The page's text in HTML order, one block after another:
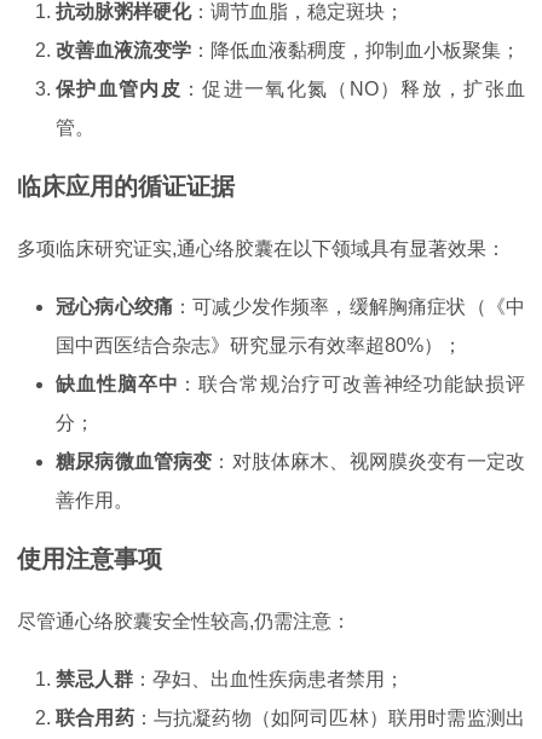
抗动脉粥样硬化：调节血脂，稳定斑块；
改善血液流变学 ：降低血液黏稠度，抑制血小板聚集；
保护血管内皮 ：促进一氧化氮（NO）释放，扩张血
管。
临床应用的循证证据
多项临床研究证实,通心络胶囊在以下领域具有显著效果：
冠心病心绞痛 ：可减少发作频率，缓解胸痛症状（《中
国中西医结合杂志》研究显示有效率超80%）；
缺血性脑卒中 ：联合常规治疗可改善神经功能缺损评
分；
糖尿病微血管病变 ：对肢体麻木、视网膜炎变有一定改
善作用。
使用注意事项
尽管通心络胶囊安全性较高,仍需注意：
禁忌人群 ：孕妇、出血性疾病患者禁用；
联合用药：与抗凝药物（如阿司匹林）联用时需监测出